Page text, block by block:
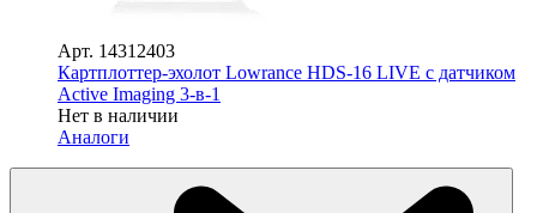
Арт. 14312403
Картплоттер-эхолот Lowrance HDS-16 LIVE с датчиком
Active Imaging 3-в-1
Нет в наличии
Аналоги